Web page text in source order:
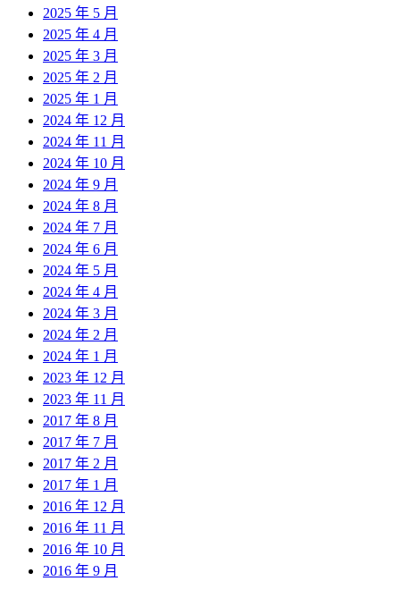
2025 年 5 月
2025 年 4 月
2025 年 3 月
2025 年 2 月
2025 年 1 月
2024 年 12 月
2024 年 11 月
2024 年 10 月
2024 年 9 月
2024 年 8 月
2024 年 7 月
2024 年 6 月
2024 年 5 月
2024 年 4 月
2024 年 3 月
2024 年 2 月
2024 年 1 月
2023 年 12 月
2023 年 11 月
2017 年 8 月
2017 年 7 月
2017 年 2 月
2017 年 1 月
2016 年 12 月
2016 年 11 月
2016 年 10 月
2016 年 9 月